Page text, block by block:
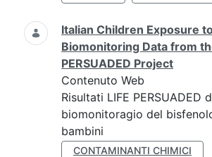
Italian Children Exposure
Biomonitoring Data from
PERSUADED Project
Contenuto Web
Risultati LIFE PERSUADED
biomonitoragio del
bambini
CONTAMINANTI CHIMICI